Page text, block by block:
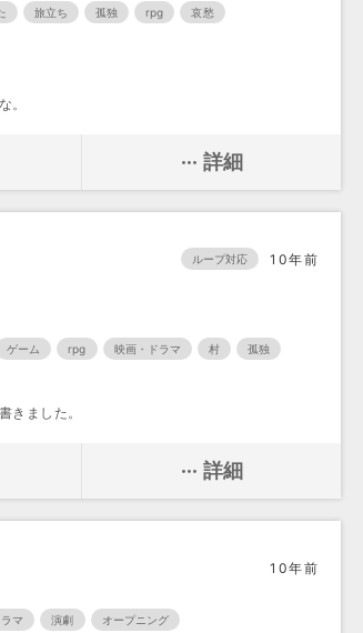
旅立ち 孤独 rpg 哀愁
。
詳細
ループ対応 10年前
ゲーム rpg 映画・ドラマ 村 孤独
きました。
詳細
10年前
マ 演劇 オープニング